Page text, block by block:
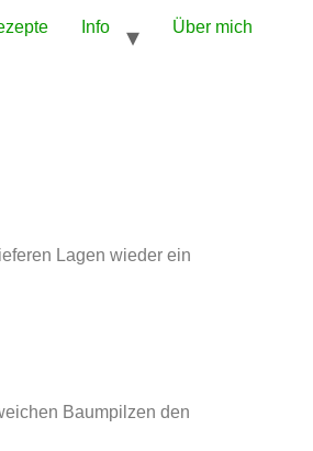
Info Über mich
Lagen wieder ein
Baumpilzen den